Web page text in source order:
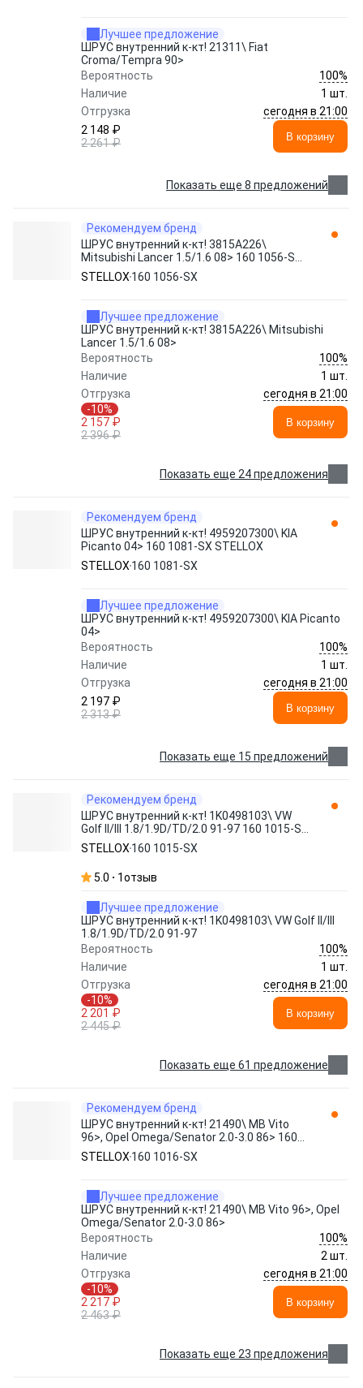
Лучшее предложение
ШРУС внутренний к-кт! 21311\ Fiat
Croma/Tempra 90>
Вероятность
100%
Наличие
1 шт.
Отгрузка
сегодня в 21:00
2 148 ₽
2 261 ₽
В корзину
Показать еще 8 предложений
Рекомендуем бренд
ШРУС внутренний к-кт! 3815A226\
Mitsubishi Lancer 1.5/1.6 08> 160 1056-SX
STELLOX
STELLOX 160 1056-SX
Лучшее предложение
ШРУС внутренний к-кт! 3815A226\ Mitsubishi
Lancer 1.5/1.6 08>
Вероятность
100%
Наличие
1 шт.
Отгрузка
сегодня в 21:00
-10%
2 157 ₽
2 396 ₽
В корзину
Показать еще 24 предложения
Рекомендуем бренд
ШРУС внутренний к-кт! 4959207300\ KIA
Picanto 04> 160 1081-SX STELLOX
STELLOX 160 1081-SX
Лучшее предложение
ШРУС внутренний к-кт! 4959207300\ KIA Picanto
04>
Вероятность
100%
Наличие
1 шт.
Отгрузка
сегодня в 21:00
2 197 ₽
2 313 ₽
В корзину
Показать еще 15 предложений
Рекомендуем бренд
ШРУС внутренний к-кт! 1K0498103\ VW
Golf II/III 1.8/1.9D/TD/2.0 91-97 160 1015-SX
STELLOX
STELLOX 160 1015-SX
5.0 1отзыв
Лучшее предложение
ШРУС внутренний к-кт! 1K0498103\ VW Golf II/III
1.8/1.9D/TD/2.0 91-97
Вероятность
100%
Наличие
1 шт.
Отгрузка
сегодня в 21:00
-10%
2 201 ₽
2 445 ₽
В корзину
Показать еще 61 предложение
Рекомендуем бренд
ШРУС внутренний к-кт! 21490\ MB Vito
96>, Opel Omega/Senator 2.0-3.0 86> 160
1016-SX STELLOX
STELLOX 160 1016-SX
Лучшее предложение
ШРУС внутренний к-кт! 21490\ MB Vito 96>, Opel
Omega/Senator 2.0-3.0 86>
Вероятность
100%
Наличие
2 шт.
Отгрузка
сегодня в 21:00
-10%
2 217 ₽
2 463 ₽
В корзину
Показать еще 23 предложения